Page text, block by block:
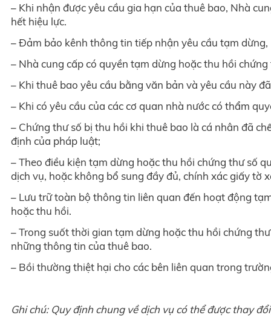
– Khi nhận được yêu cầu gia hạn của thuê bao, Nhà
hết hiệu lực.
– Đảm bảo kênh thông tin tiếp nhận yêu cầu tạm
– Nhà cung cấp có quyền tạm dừng hoặc thu hồi
– Khi thuê bao yêu cầu bằng văn bản và yêu cầu này
– Khi có yêu cầu của các cơ quan nhà nước có thẩm
– Chứng thư số bị thu hồi khi thuê bao là cá nhân đã
định của pháp luật;
– Theo điều kiện tạm dừng hoặc thu hồi chứng thư số
dịch vụ, hoặc không bổ sung đầy đủ, chính xác giấy tờ
– Lưu trữ toàn bộ thông tin liên quan đến hoạt động
hoặc thu hồi.
– Trong suốt thời gian tạm dừng hoặc thu hồi chứng
những thông tin của thuê bao.
– Bồi thường thiệt hại cho các bên liên quan trong
Ghi chú: Quy định chung về dịch vụ có thể được thay